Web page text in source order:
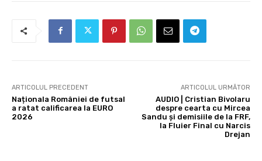
ARTICOLUL PRECEDENT
Naționala României de futsal
a ratat calificarea la EURO
2026
ARTICOLUL URMĂTOR
AUDIO | Cristian Bivolaru
despre cearta cu Mircea
Sandu și demisiile de la FRF,
la Fluier Final cu Narcis
Drejan